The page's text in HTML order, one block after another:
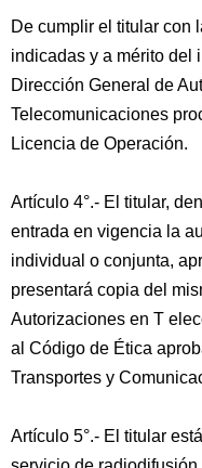
De cumplir el titular con
indicadas y a mérito del
Dirección General de
Telecomunicaciones
Licencia de Operación.
Artículo 4°.- El titular,
entrada en vigencia la
individual o conjunta,
presentará copia del
Autorizaciones en T
al Código de Ética
Transportes y
Artículo 5°.- El titular